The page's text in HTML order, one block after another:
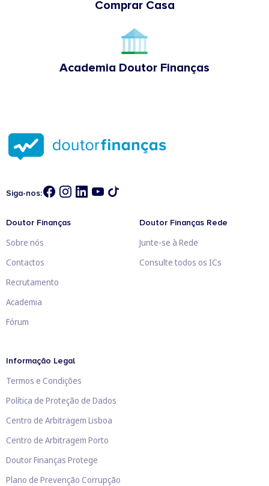
Comprar Casa
Academia Doutor Finanças
Siga-nos:
Doutor Finanças
Sobre nós
Contactos
Recrutamento
Academia
Fórum
Doutor Finanças Rede
Junte-se à Rede
Consulte todos os ICs
Informação Legal
Termos e Condições
Política de Proteção de Dados
Centro de Arbitragem Lisboa
Centro de Arbitragem Porto
Doutor Finanças Protege
Plano de Prevenção Corrupção